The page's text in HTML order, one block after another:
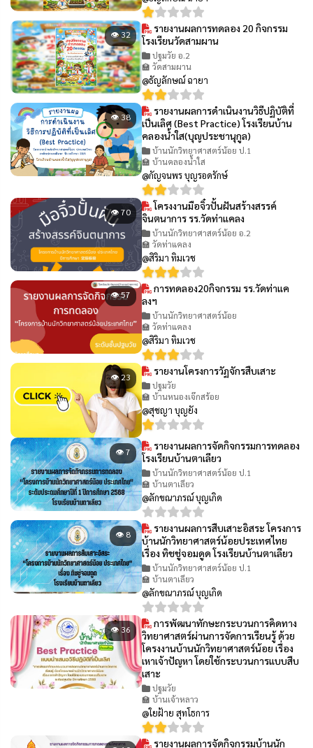
👁 32
รายงานผลการทดลอง 20 กิจกรรม
โรงเรียนวัดสามผาน
ปฐมวัย อ.2
🏫 วัดสามผาน
@ธัญลักษณ์ ฉายา
👁 38
รายงานผลการดำเนินงานวิธีปฏิบัติที่
เป็นเลิศ (Best Practice) โรงเรียนบ้าน
คลองน้ำใส(บุญประชานุกูล)
บ้านนักวิทยาศาสตร์น้อย ป.1
🏫 บ้านคลองน้ำใส
@กัญจนพร บุญรอดรักษ์
👁 70
โครงงานมือจิ๋วปั้นฝันสร้างสรรค์
จินตนาการ รร.วัดท่าแคลง
บ้านนักวิทยาศาสตร์น้อย อ.2
🏫 วัดท่าแคลง
@สิริมา ทิมเวช
👁 57
การทดลอง20กิจกรรม รร.วัดท่าแค
ลงฯ
บ้านนักวิทยาศาสตร์น้อย
🏫 วัดท่าแคลง
@สิริมา ทิมเวช
👁 23 รายงานโครงการวัฏจักรสืบเสาะ
ปฐมวัย
🏫 บ้านหนองเจ๊กสร้อย
@สุชญา บุญยัง
👁 7
รายงานผลการจัดกิจกรรมการทดลอง
โรงเรียนบ้านตาเลียว
บ้านนักวิทยาศาสตร์น้อย ป.1
🏫 บ้านตาเลียว
@ลักขณาภรณ์ บุญเกิด
👁 8
รายงานผลการสืบเสาะอิสระ โครงการ
บ้านนักวิทยาศาสตร์น้อยประเทศไทย
เรื่อง ทิชชู่จอมดูด โรงเรียนบ้านตาเลียว
บ้านนักวิทยาศาสตร์น้อย ป.1
🏫 บ้านตาเลียว
@ลักขณาภรณ์ บุญเกิด
👁 36
การพัฒนาทักษะกระบวนการคิดทาง
วิทยาศาสตร์ผ่านการจัดการเรียนรู้ ด้วย
โครงงานบ้านนักวิทยาศาสตร์น้อย เรื่อง
เหาเจ้าปัญหา โดยใช้กระบวนการแบบสืบ
เสาะ
ปฐมวัย
🏫 บ้านเจ้าหลาว
@ใยฝ้าย สุทโธการ
รายงานผลการจัดกิจกรรมบ้านนัก